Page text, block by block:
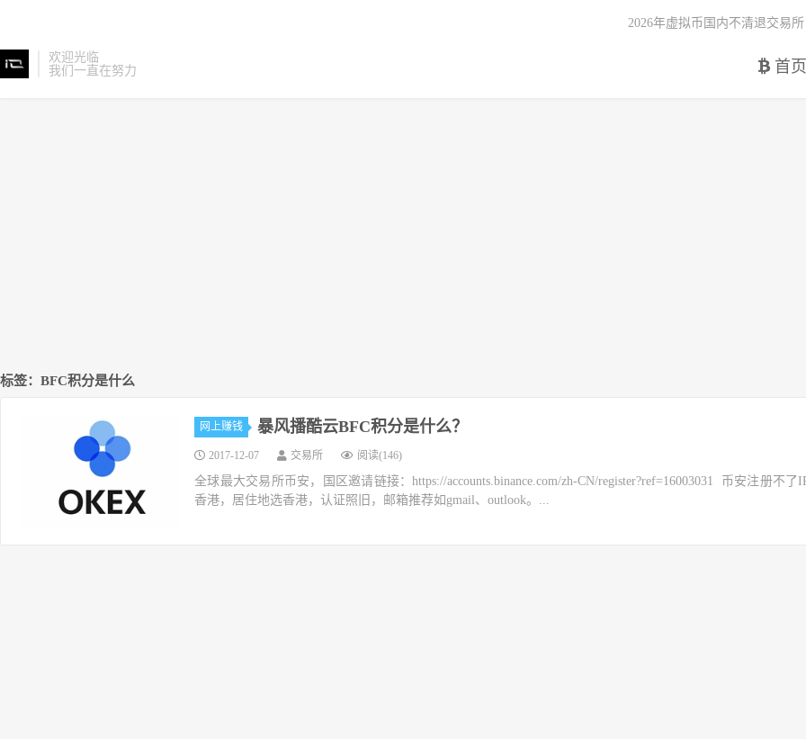
欢迎光临
我们一直在努力
首页
2026年虚拟币国内不清退交易所
标签：BFC积分是什么
网上赚钱 暴风播酷云BFC积分是什么？
2017-12-07 交易所 阅读(146)
全球最大交易所币安，国区邀请链接：https://accounts.binance.com/zh-CN/register?ref=16003031 币安注册不了
香港，居住地选香港，认证照旧，邮箱推荐如gmail、outlook。...